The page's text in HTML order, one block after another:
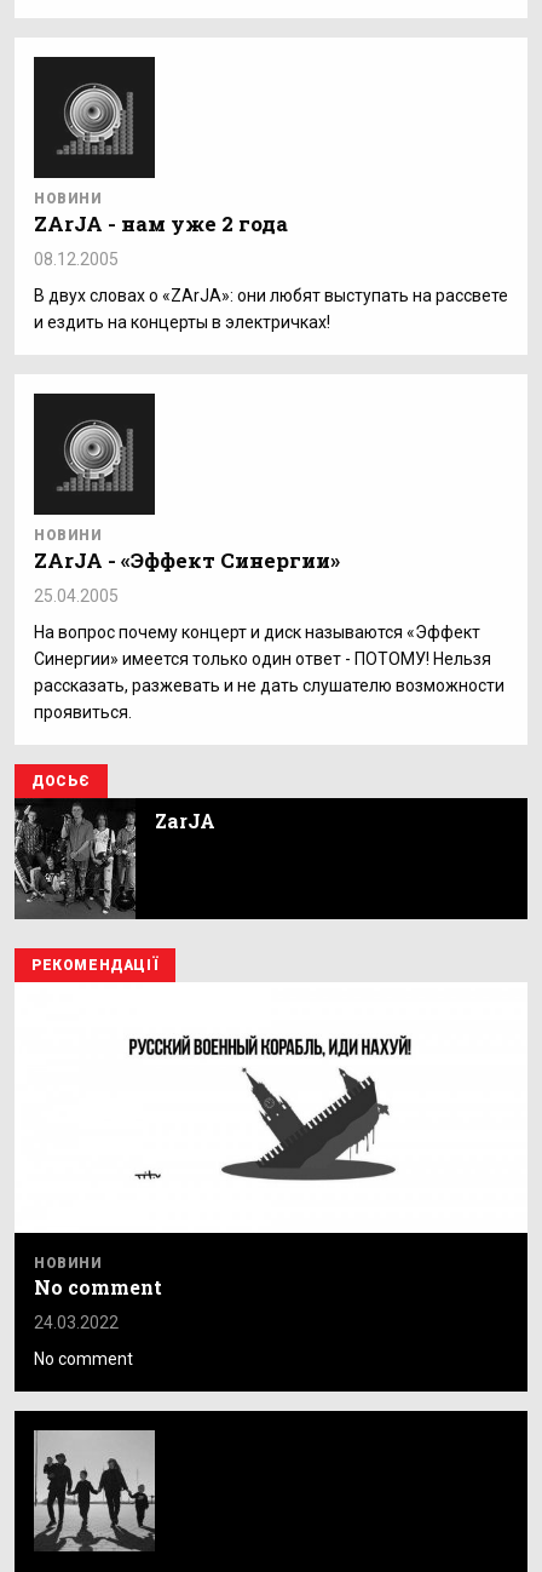
НОВИНИ
ZArJA - нам уже 2 года
08.12.2005
В двух словах о «ZArJA»: они любят выступать на рассвете
и ездить на концерты в электричках!
НОВИНИ
ZArJA - «Эффект Синергии»
25.04.2005
На вопрос почему концерт и диск называются «Эффект
Синергии» имеется только один ответ - ПОТОМУ! Нельзя
рассказать, разжевать и не дать слушателю возможности
проявиться.
ДОСЬЄ
ZarJA
РЕКОМЕНДАЦІЇ
НОВИНИ
No comment
24.03.2022
No comment